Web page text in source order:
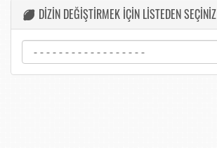
DİZİN DEĞİŞTİRMEK İÇİN LİSTEDEN SEÇİNİZ